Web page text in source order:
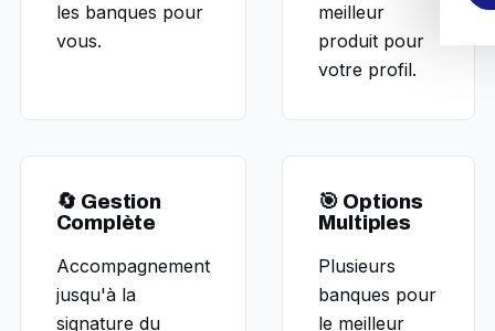
les banques pour
vous.
meilleur
produit pour
votre profil.
🔄 Gestion
Complète
Accompagnement
jusqu'à la
signature du
🎯 Options
Multiples
Plusieurs
banques pour
le meilleur